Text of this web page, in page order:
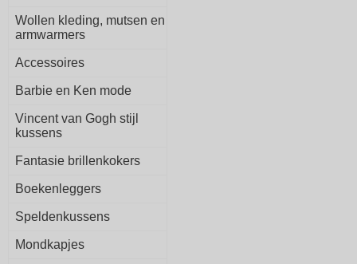
Wollen kleding, mutsen en
armwarmers
Accessoires
Barbie en Ken mode
Vincent van Gogh stijl
kussens
Fantasie brillenkokers
Boekenleggers
Speldenkussens
Mondkapjes